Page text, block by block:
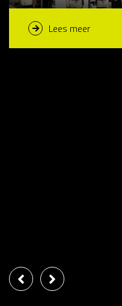
Lees meer